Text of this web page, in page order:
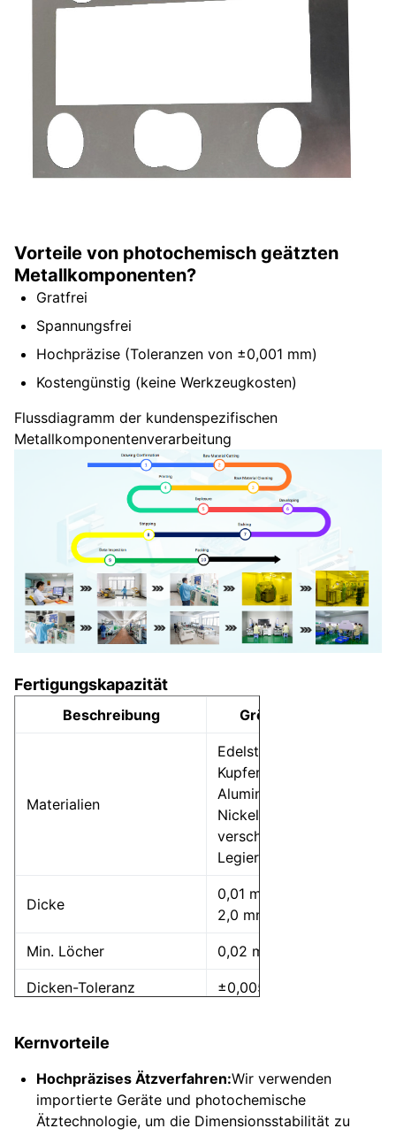
Vorteile von photochemisch geätzten
Metallkomponenten?
Gratfrei
Spannungsfrei
Hochpräzise (Toleranzen von ±0,001 mm)
Kostengünstig (keine Werkzeugkosten)
Flussdiagramm der kundenspezifischen
Metallkomponentenverarbeitung
Fertigungskapazität
Beschreibung Größe
Materialien
Edelstahl,
Kupfer, Titan,
Aluminium,
Nickel,
verschiedene
Legierungen
Dicke
0,01 mm -
2,0 mm
Min. Löcher 0,02 mm
Dicken-Toleranz ±0,005 mm
Einzelstückproduktgröße
Max.
Einzelstückproduktgröße
2400 * 700
mm
Kernvorteile
Hochpräzises Ätzverfahren:Wir verwenden
importierte Geräte und photochemische
Ätztechnologie, um die Dimensionsstabilität zu